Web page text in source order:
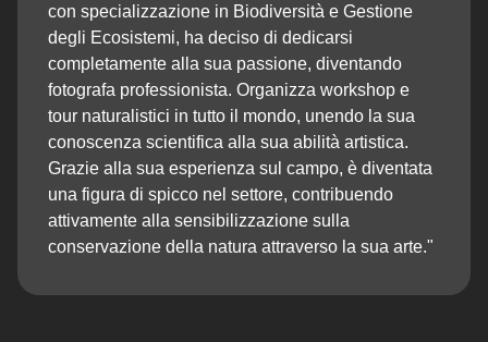
con specializzazione in Biodiversità e Gestione
degli Ecosistemi, ha deciso di dedicarsi
completamente alla sua passione, diventando
fotografa professionista. Organizza workshop e
tour naturalistici in tutto il mondo, unendo la sua
conoscenza scientifica alla sua abilità artistica.
Grazie alla sua esperienza sul campo, è diventata
una figura di spicco nel settore, contribuendo
attivamente alla sensibilizzazione sulla
conservazione della natura attraverso la sua arte."